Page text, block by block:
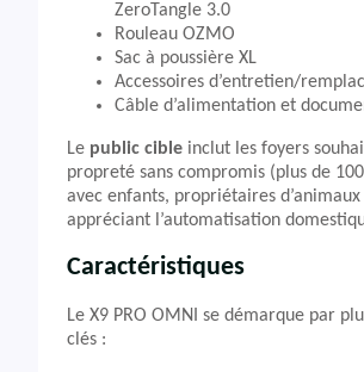
ZeroTangle 3.0
Rouleau OZMO
Sac à poussière XL
Accessoires d’entretien/
Câble d’alimentation et
Le public cible inclut les foyers
propreté sans compromis (plus de
avec enfants, propriétaires
appréciant l’automatisation
Caractéristiques
Le X9 PRO OMNI se démarque par
clés :